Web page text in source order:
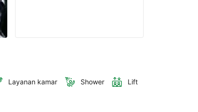
Layanan kamar Shower Lift